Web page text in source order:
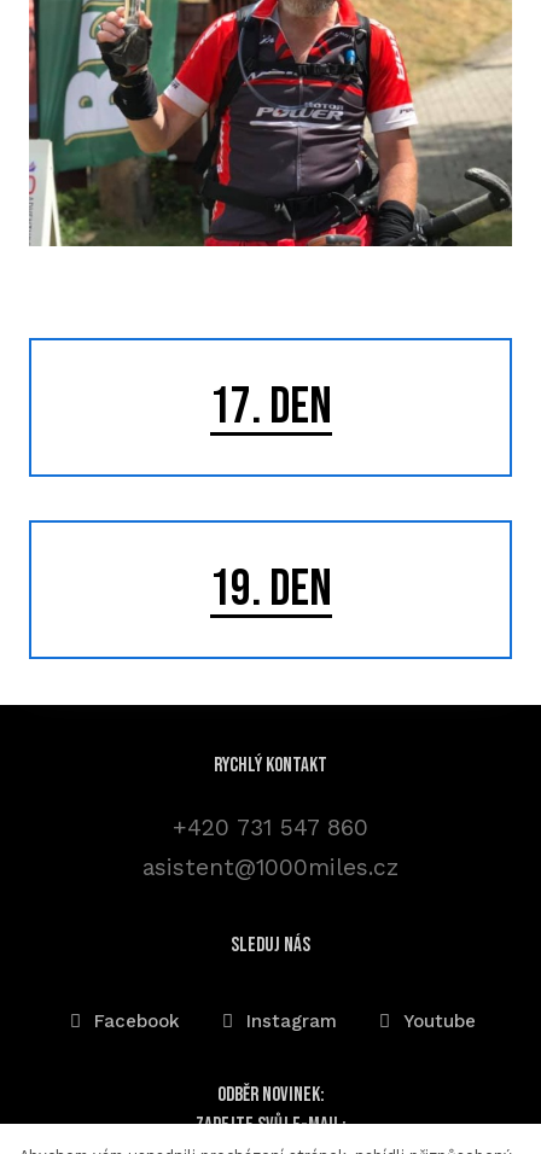
17. DEN
19. DEN
Rychlý kontakt
+420 731 547 860
asistent@1000miles.cz
sleduj nás
Facebook Instagram Youtube
Odběr novinek:
Zadejte svůj e-mail: